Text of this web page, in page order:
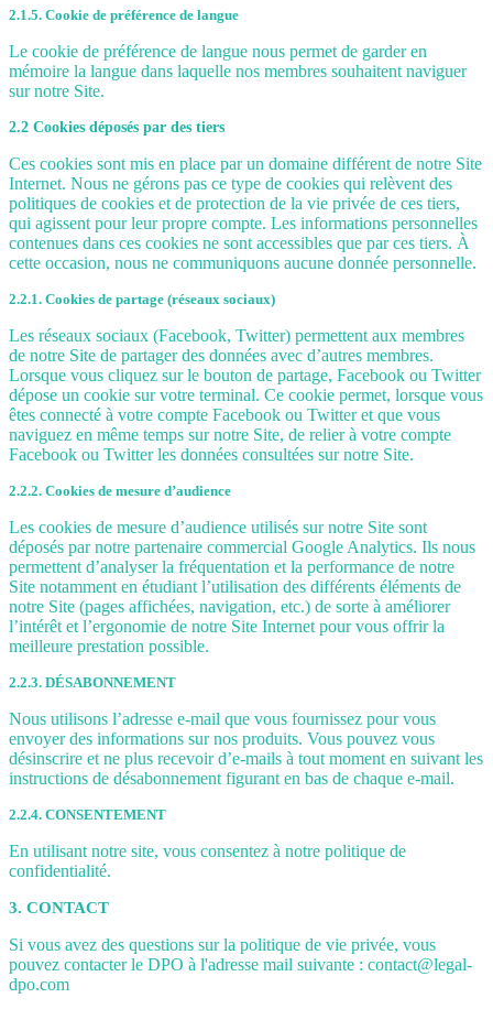
2.1.5. Cookie de préférence de langue
Le cookie de préférence de langue nous permet de garder en
mémoire la langue dans laquelle nos membres souhaitent naviguer
sur notre Site.
2.2 Cookies déposés par des tiers
Ces cookies sont mis en place par un domaine différent de notre Site
Internet. Nous ne gérons pas ce type de cookies qui relèvent des
politiques de cookies et de protection de la vie privée de ces tiers,
qui agissent pour leur propre compte. Les informations personnelles
contenues dans ces cookies ne sont accessibles que par ces tiers. À
cette occasion, nous ne communiquons aucune donnée personnelle.
2.2.1. Cookies de partage (réseaux sociaux)
Les réseaux sociaux (Facebook, Twitter) permettent aux membres
de notre Site de partager des données avec d’autres membres.
Lorsque vous cliquez sur le bouton de partage, Facebook ou Twitter
dépose un cookie sur votre terminal. Ce cookie permet, lorsque vous
êtes connecté à votre compte Facebook ou Twitter et que vous
naviguez en même temps sur notre Site, de relier à votre compte
Facebook ou Twitter les données consultées sur notre Site.
2.2.2. Cookies de mesure d’audience
Les cookies de mesure d’audience utilisés sur notre Site sont
déposés par notre partenaire commercial Google Analytics. Ils nous
permettent d’analyser la fréquentation et la performance de notre
Site notamment en étudiant l’utilisation des différents éléments de
notre Site (pages affichées, navigation, etc.) de sorte à améliorer
l’intérêt et l’ergonomie de notre Site Internet pour vous offrir la
meilleure prestation possible.
2.2.3. DÉSABONNEMENT
Nous utilisons l’adresse e-mail que vous fournissez pour vous
envoyer des informations sur nos produits. Vous pouvez vous
désinscrire et ne plus recevoir d’e-mails à tout moment en suivant les
instructions de désabonnement figurant en bas de chaque e-mail.
2.2.4. CONSENTEMENT
En utilisant notre site, vous consentez à notre politique de
confidentialité.
3. CONTACT
Si vous avez des questions sur la politique de vie privée, vous
pouvez contacter le DPO à l'adresse mail suivante : contact@legal-
dpo.com